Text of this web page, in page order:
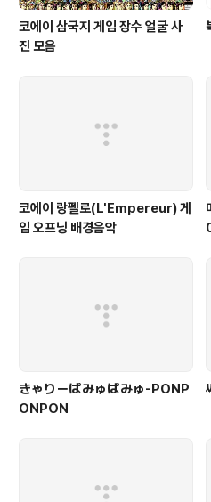
코에이 삼국지 게임 장수 얼굴 사
진 모음
코에이 랑펠로(L'Empereur) 게
임 오프닝 배경음악
きゃりーぱみゅぱみゅ-PONP
ONPON